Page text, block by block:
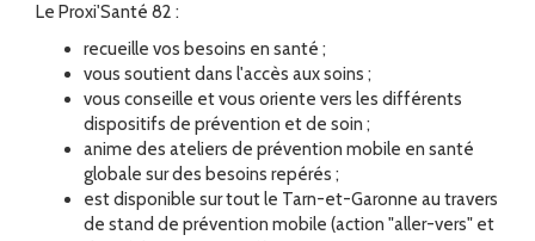
Le Proxi'Santé 82 :
recueille vos besoins en santé ;
vous soutient dans l'accès aux soins ;
vous conseille et vous oriente vers les différents
dispositifs de prévention et de soin ;
anime des ateliers de prévention mobile en santé
globale sur des besoins repérés ;
est disponible sur tout le Tarn-et-Garonne au travers
de stand de prévention mobile (action "aller-vers" et